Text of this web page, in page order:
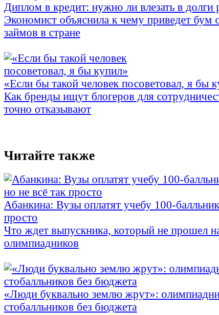
Диплом в кредит: нужно ли влезать в
Экономист объяснила к чему приведет бум
займов в стране
«Если бы такой человек посоветовал, я бы
Как бренды ищут блогеров для
точно отказывают
Читайте также
Абанкина: Вузы оплатят учебу 100-
просто
Что ждет выпускника, который не прошел
олимпиадников
«Люди буквально землю жрут»:
стобалльников без бюджета